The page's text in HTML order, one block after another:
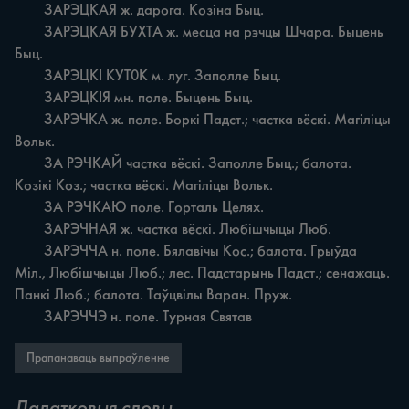
Быц.
Вольк.
Козікі Коз.; частка вёскі. Магіліцы Вольк.
Міл., Любішчыцы Люб.; лес. Падстарынь Падст.; сенажаць.
Панкі Люб.; балота. Таўцвілы Варан. Пруж.
	ЗАРЭЧЧЭ н. поле. Турная Святав
Прапанаваць выпраўленне